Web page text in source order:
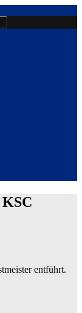
entführt.